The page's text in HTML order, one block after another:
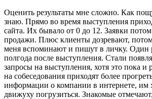
Оценить результаты мне сложно. Как
знаю. Прямо во время выступления
сайта. Их бывало от 0 до 12. Заявки
продажи. Плюс клиенты дозревают,
меня вспоминают и пишут в личку. Один
полгода после выступления. Стали
запросы на выступления, хотя это пока и
на собеседования приходят более
информации о компании в интернете, им
движуху погрузиться. Знакомые